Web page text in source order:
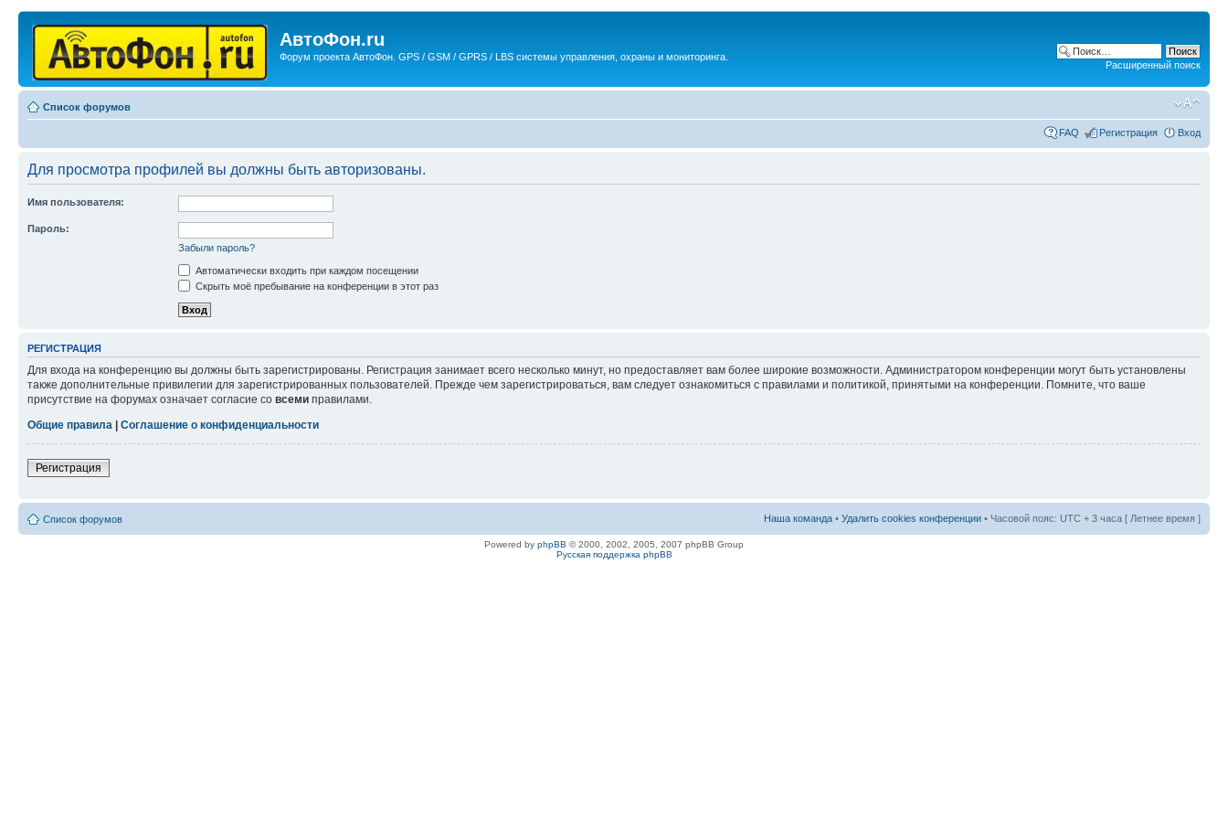
АвтоФон.ru
Форум проекта АвтоФон. GPS / GSM / GPRS / LBS системы управления, охраны и мониторинга.
Расширенный поиск
Список форумов
FAQ Регистрация Вход
Для просмотра профилей вы должны быть авторизованы.
Имя пользователя:
Пароль:
Забыли пароль?
Автоматически входить при каждом посещении
Скрыть моё пребывание на конференции в этот раз
РЕГИСТРАЦИЯ
Для входа на конференцию вы должны быть зарегистрированы. Регистрация занимает всего несколько минут, но предоставляет вам более широкие возможности. Администратором конференции могут быть установлены
также дополнительные привилегии для зарегистрированных пользователей. Прежде чем зарегистрироваться, вам следует ознакомиться с правилами и политикой, принятыми на конференции. Помните, что ваше
присутствие на форумах означает согласие со всеми правилами.
Общие правила | Соглашение о конфиденциальности
Регистрация
Список форумов Наша команда • Удалить cookies конференции • Часовой пояс: UTC + 3 часа [ Летнее время ]
Powered by phpBB © 2000, 2002, 2005, 2007 phpBB Group
Русская поддержка phpBB